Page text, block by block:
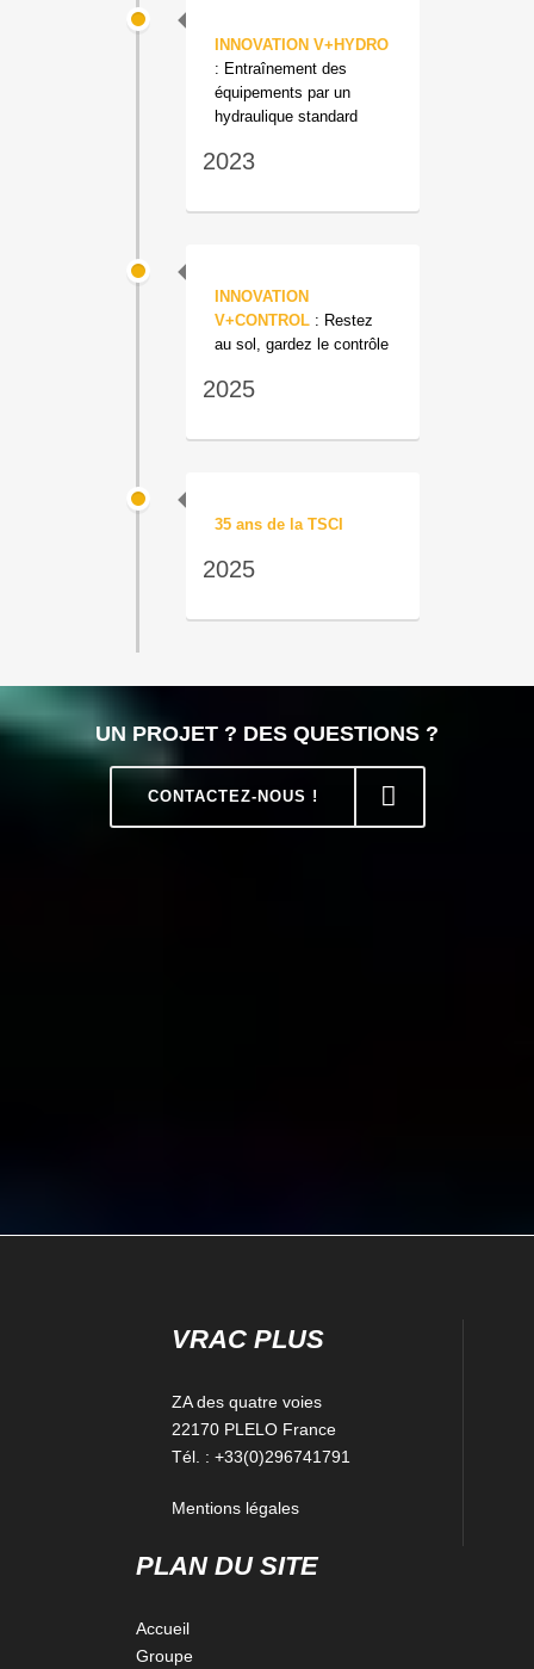
INNOVATION V+HYDRO
: Entraînement des
équipements par un
hydraulique standard
2023
INNOVATION
V+CONTROL: Restez
au sol, gardez le contrôle
2025
35 ans de la TSCI
2025
UN PROJET ? DES QUESTIONS ?
CONTACTEZ-NOUS !
VRAC PLUS
ZA des quatre voies
22170 PLELO France
Tél. : +33(0)296741791
Mentions légales
PLAN DU SITE
Accueil
Groupe